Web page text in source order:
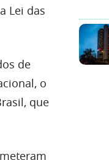
Lei das
de
o
que